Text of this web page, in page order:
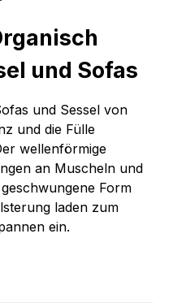
und Sofas
und Sessel von
und die Fülle
wellenförmige
an Muscheln und
Form
laden zum
ein.